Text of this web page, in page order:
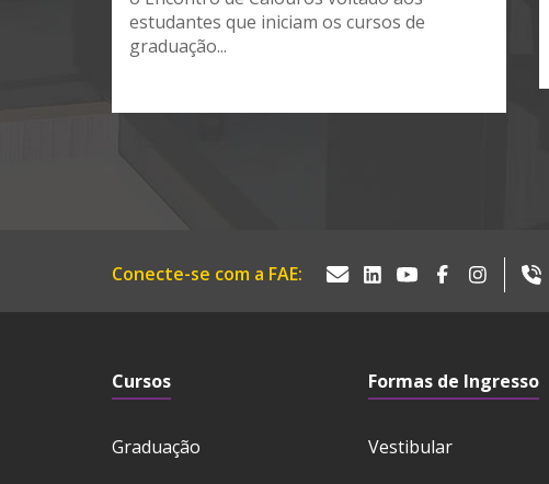
estudantes que iniciam os cursos de
graduação...
Conecte-se com a FAE:
Cursos
Graduação
Formas de Ingresso
Vestibular